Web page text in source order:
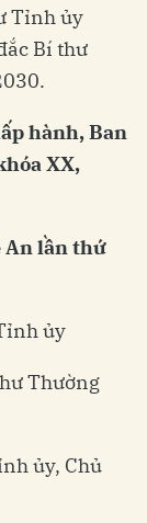
Tỉnh ủy
Bí thư
hành,Ban
XX,
An lần thứ
ủy
Thường
ủy, Chủ